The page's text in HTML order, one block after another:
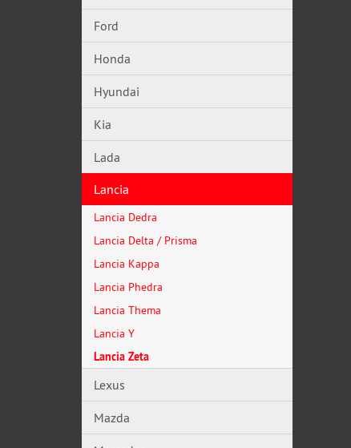
Ford
Honda
Hyundai
Kia
Lada
Lancia
Lancia Dedra
Lancia Delta / Prisma
Lancia Kappa
Lancia Phedra
Lancia Thema
Lancia Y
Lancia Zeta
Lexus
Mazda